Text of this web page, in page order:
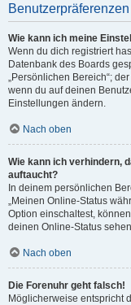
Wie kann ich meine
Wenn du dich registriert
Datenbank des Boards
„Persönlichen Bereich“;
wenn du auf deinen
Einstellungen ändern.
Nach oben
Wie kann ich verhindern,
auftaucht?
In deinem persönlichen
„Meinen Online-Status
Option einschaltest,
deinen Online-Status
Nach oben
Die Forenuhr geht falsch!
Möglicherweise entspricht